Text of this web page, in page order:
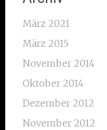
März 2021
März 2015
November 2014
Oktober 2014
Dezember 2012
November 2012